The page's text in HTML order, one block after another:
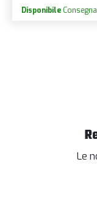
Disponibile
Le